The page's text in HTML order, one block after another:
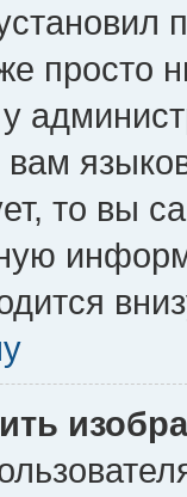
просто
то вы